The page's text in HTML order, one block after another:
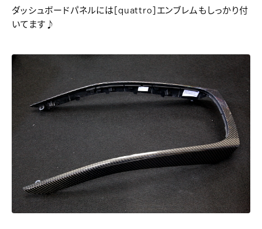
ダッシュボードパネルには[quattro]エンブレムもしっかり付
いてます♪